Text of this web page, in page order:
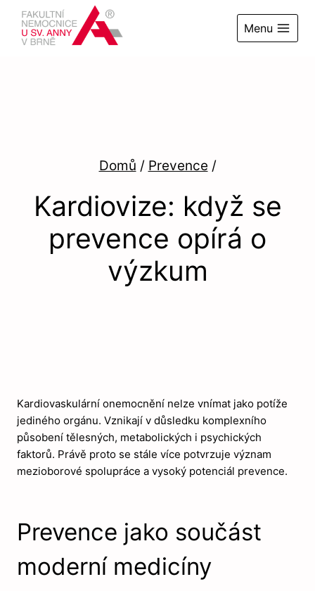
obsah
Menu
Domů / Prevence /
Kardiovize: když se
prevence opírá o
výzkum
Kardiovaskulární onemocnění nelze vnímat jako potíže
jediného orgánu. Vznikají v důsledku komplexního
působení tělesných, metabolických i psychických
faktorů. Právě proto se stále více potvrzuje význam
mezioborové spolupráce a vysoký potenciál prevence.
Prevence jako součást
moderní medicíny